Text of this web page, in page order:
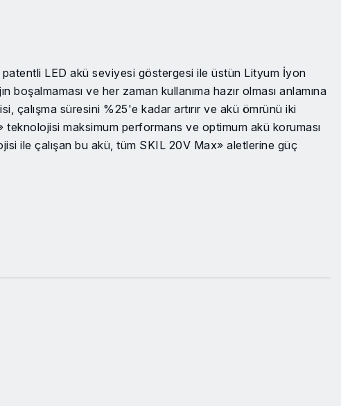
LED akü seviyesi göstergesi ile üstün Lityum İyon
boşalmaması ve her zaman kullanıma hazır olması anlamına
çalışma süresini %25'e kadar artırır ve akü ömrünü iki
teknolojisi maksimum performans ve optimum akü koruması
ile çalışan bu akü, tüm SKIL 20V Max» aletlerine güç